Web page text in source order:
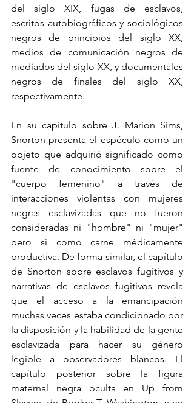
del siglo XIX, fugas de esclavos,
escritos autobiográficos y sociológicos
negros de principios del siglo XX,
medios de comunicación negros de
mediados del siglo XX, y documentales
negros de finales del siglo XX,
respectivamente.
En su capítulo sobre J. Marion Sims,
Snorton presenta el espéculo como un
objeto que adquirió significado como
fuente de conocimiento sobre el
"cuerpo femenino" a través de
interacciones violentas con mujeres
negras esclavizadas que no fueron
consideradas ni "hombre" ni "mujer"
pero sí como carne médicamente
productiva. De forma similar, el capítulo
de Snorton sobre esclavos fugitivos y
narrativas de esclavos fugitivos revela
que el acceso a la emancipación
muchas veces estaba condicionado por
la disposición y la habilidad de la gente
esclavizada para hacer su género
legible a observadores blancos. El
capítulo posterior sobre la figura
maternal negra oculta en Up from